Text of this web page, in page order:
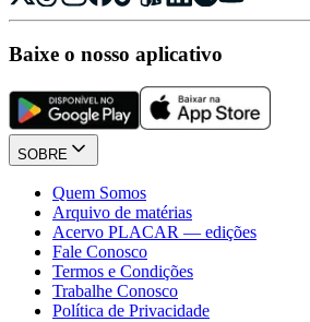
Baixe o nosso aplicativo
SOBRE
Quem Somos
Arquivo de matérias
Acervo PLACAR — edições
Fale Conosco
Termos e Condições
Trabalhe Conosco
Política de Privacidade